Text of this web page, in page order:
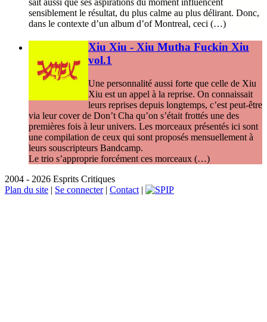
sait aussi que ses aspirations du moment influencent
sensiblement le résultat, du plus calme au plus délirant. Donc,
dans le contexte d’un album d’of Montreal, ceci (…)
Xiu Xiu - Xiu Mutha Fuckin Xiu
vol.1
Une personnalité aussi forte que celle de Xiu
Xiu est un appel à la reprise. On connaissait
leurs reprises depuis longtemps, c’est peut-être
via leur cover de Don’t Cha qu’on s’était frottés une des
premières fois à leur univers. Les morceaux présentés ici sont
une compilation de ceux qui sont proposés mensuellement à
leurs souscripteurs Bandcamp.
Le trio s’approprie forcément ces morceaux (…)
2004 - 2026 Esprits Critiques
Plan du site | Se connecter| Contact |